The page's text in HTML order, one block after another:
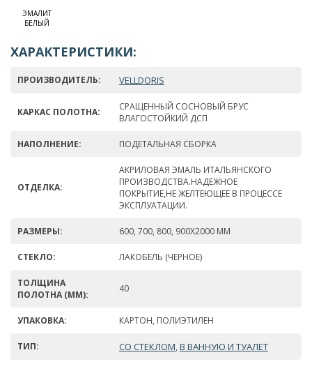
ЭМАЛИТ
БЕЛЫЙ
ХАРАКТЕРИСТИКИ:
ПРОИЗВОДИТЕЛЬ: VELLDORIS
КАРКАС ПОЛОТНА:
СРАЩЕННЫЙ СОСНОВЫЙ БРУС
ВЛАГОСТОЙКИЙ ДСП
НАПОЛНЕНИЕ: ПОДЕТАЛЬНАЯ СБОРКА
ОТДЕЛКА:
АКРИЛОВАЯ ЭМАЛЬ ИТАЛЬЯНСКОГО
ПРОИЗВОДСТВА.НАДЕЖНОЕ
ПОКРЫТИЕ,НЕ ЖЕЛТЕЮЩЕЕ В ПРОЦЕССЕ
ЭКСПЛУАТАЦИИ.
РАЗМЕРЫ: 600, 700, 800, 900Х2000 ММ
СТЕКЛО: ЛАКОБЕЛЬ (ЧЕРНОЕ)
ТОЛЩИНА
ПОЛОТНА (ММ):
40
УПАКОВКА: КАРТОН, ПОЛИЭТИЛЕН
ТИП: СО СТЕКЛОМ, В ВАННУЮ И ТУАЛЕТ